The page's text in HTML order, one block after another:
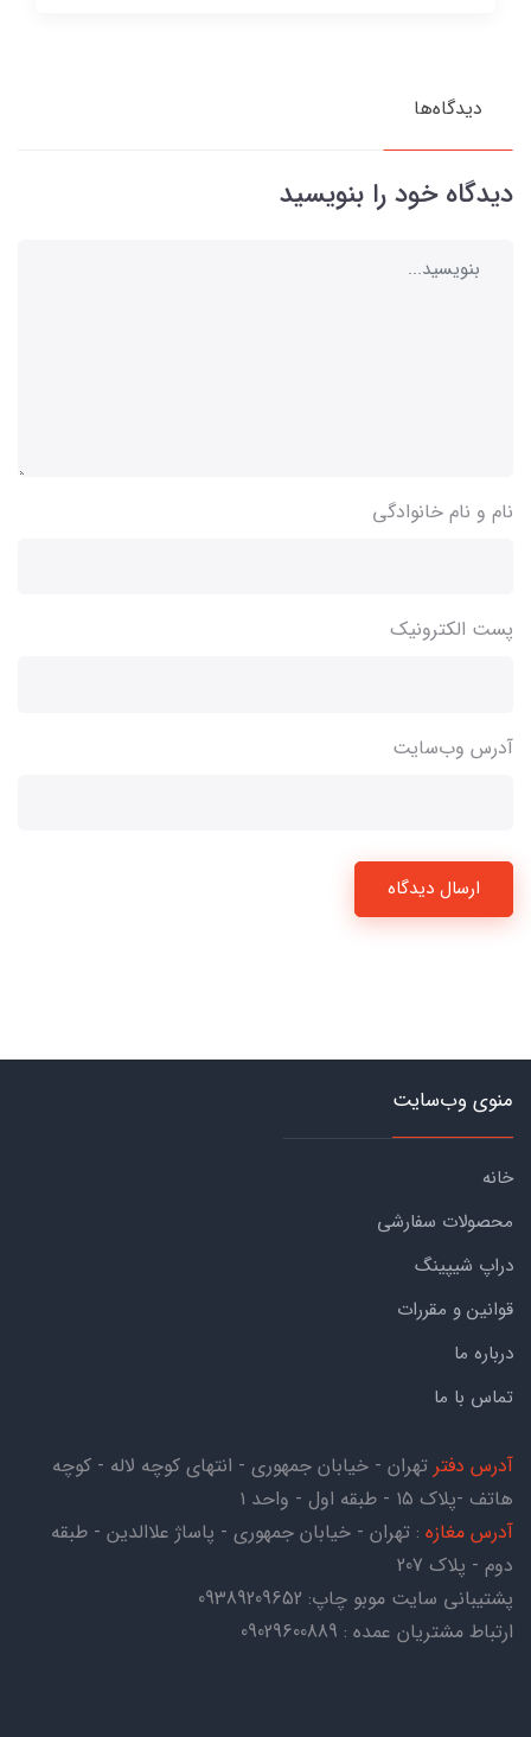
دیدگاه‌ها
دیدگاه خود را بنویسید
نام و نام خانوادگی
پست الکترونیک
آدرس وب‌سایت
ارسال دیدگاه
منوی وب‌سایت
خانه
محصولات سفارشی
دراپ شیپینگ
قوانین و مقررات
درباره ما
تماس با ما
آدرس دفتر تهران - خیابان جمهوری - انتهای کوچه لاله - کوچه
هاتف -پلاک ۱۵ - طبقه اول - واحد ۱
آدرس مغازه : تهران - خیابان جمهوری - پاساژ علاالدین - طبقه
دوم - پلاک 207
پشتیبانی سایت موبو چاپ: 09389209652
ارتباط مشتریان عمده : 09029600889